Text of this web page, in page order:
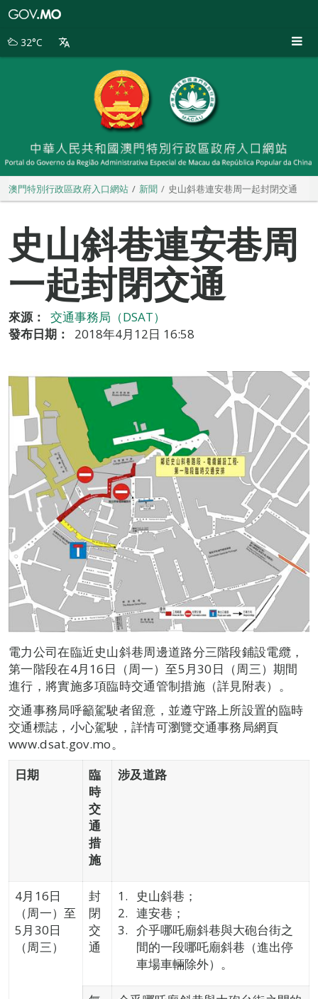
別
32°C
澳門特別行政區政府入口網站 新聞 史山斜巷連安巷周一起封閉交通
史山斜巷連安巷周
一起封閉交通
來源：
交通事務局（DSAT）
發布日期：
2018年4月12日 16:58
電力公司在臨近史山斜巷周邊道路分三階段鋪設電纜，
第一階段在4月16日（周一）至5月30日（周三）期間
進行，將實施多項臨時交通管制措施（詳見附表）。
交通事務局呼籲駕駛者留意，並遵守路上所設置的臨時
交通標誌，小心駕駛，詳情可瀏覽交通事務局網頁
www.dsat.gov.mo。
日期
臨
時
交
通
措
施
涉及道路
4月16日
（周一）至
5月30日
（周三）
封
閉
交
通
史山斜巷；
連安巷；
介乎哪吒廟斜巷與大砲台街之
間的一段哪吒廟斜巷（進出停
車場車輛除外）。